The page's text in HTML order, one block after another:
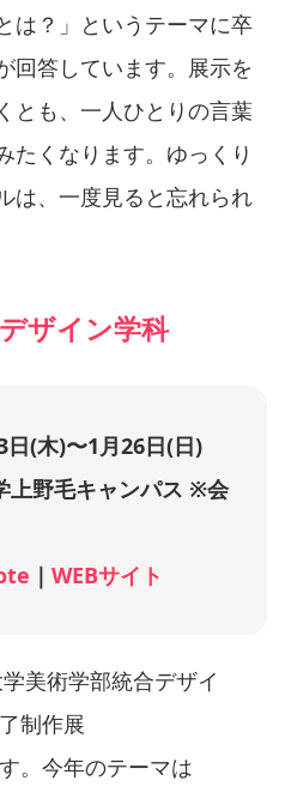
は？」というテーマに卒
回答しています。展示を
とも、一人ひとりの言葉
たくなります。ゆっくり
は、一度見ると忘れられ
ザイン学科
(木)〜1月26日(日)
上野毛キャンパス ※会
｜ WEBサイト
美術学部統合デザイ
制作展
。今年のテーマは